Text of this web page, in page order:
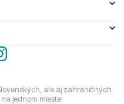
ale aj zahraničných
jednom mieste